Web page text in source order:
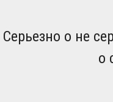
Серьезно о не
о